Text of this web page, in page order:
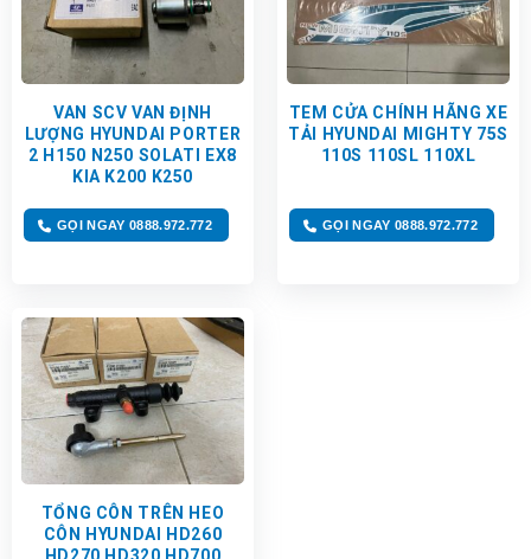
VAN SCV VAN ĐỊNH
LƯỢNG HYUNDAI PORTER
2 H150 N250 SOLATI EX8
KIA K200 K250
GỌI NGAY 0888.972.772
TEM CỬA CHÍNH HÃNG XE
TẢI HYUNDAI MIGHTY 75S
110S 110SL 110XL
GỌI NGAY 0888.972.772
TỔNG CÔN TRÊN HEO
CÔN HYUNDAI HD260
HD270 HD320 HD700